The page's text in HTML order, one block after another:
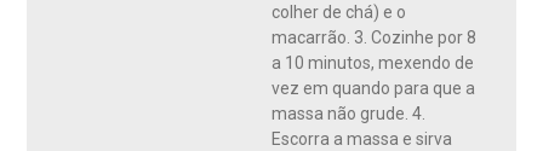
colher de chá) e o
macarrão. 3. Cozinhe por 8
a 10 minutos, mexendo de
vez em quando para que a
massa não grude. 4.
Escorra a massa e sirva